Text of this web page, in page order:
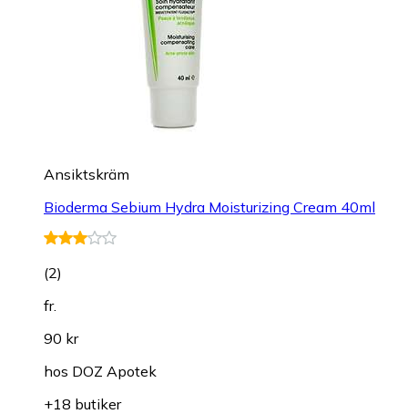
Ansiktskräm
Bioderma Sebium Hydra Moisturizing Cream 40ml
(2)
fr.
90 kr
hos DOZ Apotek
+18 butiker